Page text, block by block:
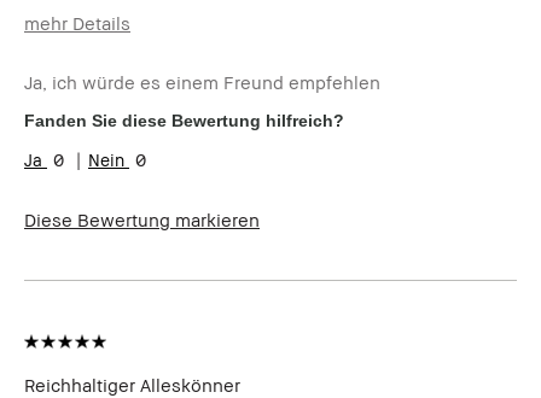
mehr Details
Hauttyp
Trocken
Hautton
Sehr hell - Hell
Hautbedürfnis(se)
Ja, ich würde es einem Freund empfehlen
Fanden Sie diese Bewertung hilfreich?
0 0
Diese Bewertung markieren
Reichhaltiger Alleskönner